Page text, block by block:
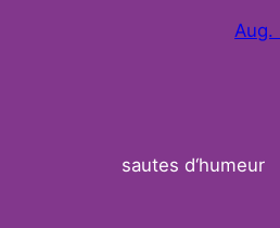
Aug.
sautes d‘humeur